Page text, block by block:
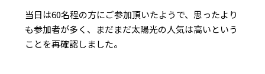
当日は60名程の方にご参加頂いたようで、思ったより
も参加者が多く、まだまだ太陽光の人気は高いという
ことを再確認しました。